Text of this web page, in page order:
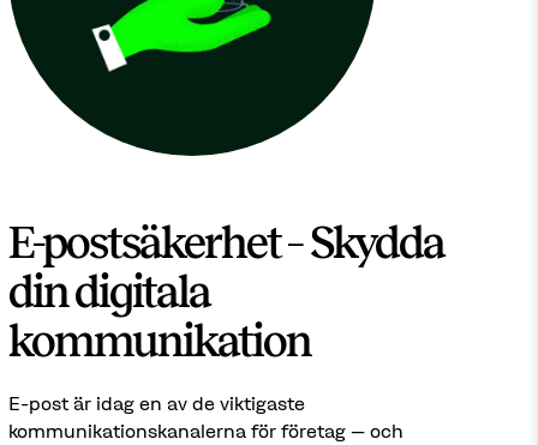
E-postsäkerhet – Skydda
din digitala
kommunikation
E-post är idag en av de viktigaste
kommunikationskanalerna för företag – och